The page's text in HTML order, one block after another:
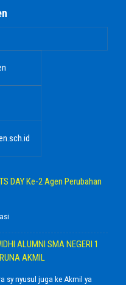
DAY Ke-2 Agen Perubahan
ALUMNI SMA NEGERI 1
AKMIL
sy nyusul juga ke Akmil ya